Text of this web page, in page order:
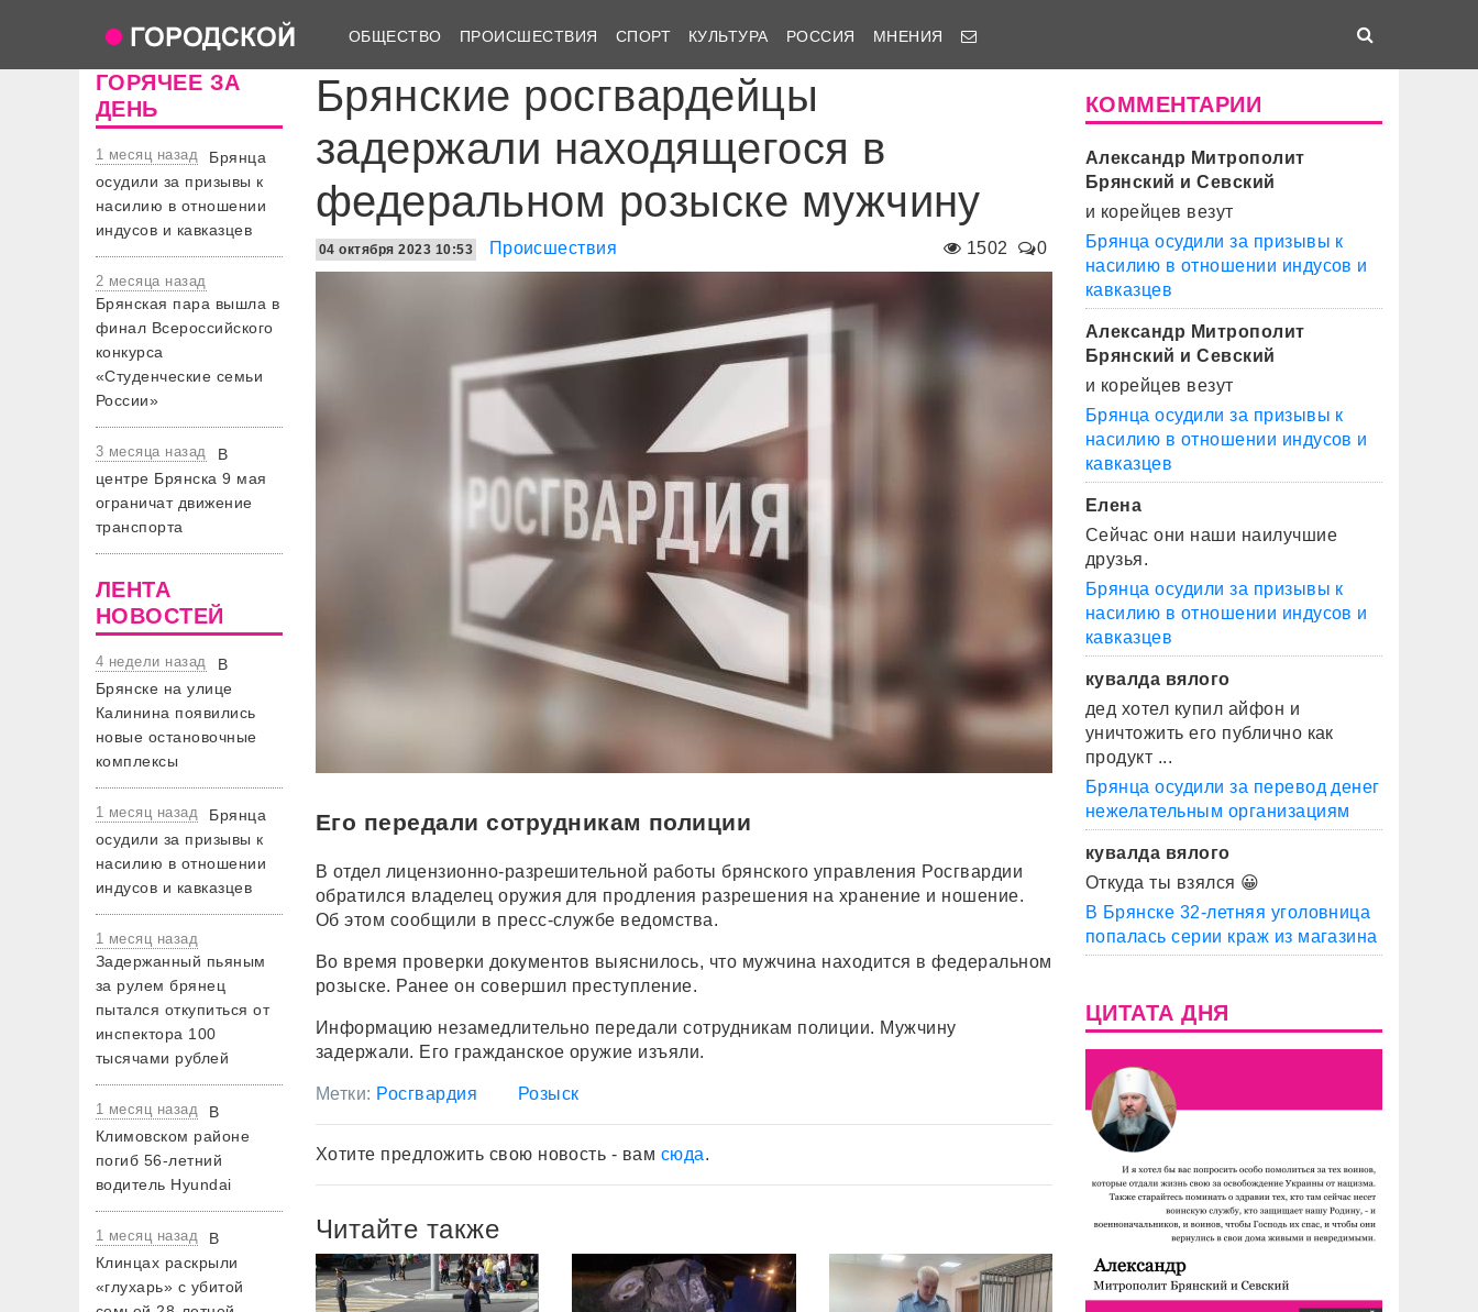
ОБЩЕСТВО ПРОИСШЕСТВИЯ СПОРТ КУЛЬТУРА РОССИЯ МНЕНИЯ
ГОРЯЧЕЕ ЗА
ДЕНЬ
1 месяц назад
Брянца
осудили за призывы к
насилию в отношении
индусов и кавказцев
2 месяца назад
Брянская пара вышла в
финал Всероссийского
конкурса
«Студенческие семьи
России»
3 месяца назад
В
центре Брянска 9 мая
ограничат движение
транспорта
ЛЕНТА
НОВОСТЕЙ
4 недели назад
В
Брянске на улице
Калинина появились
новые остановочные
комплексы
1 месяц назад
Брянца
осудили за призывы к
насилию в отношении
индусов и кавказцев
1 месяц назад
Задержанный пьяным
за рулем брянец
пытался откупиться от
инспектора 100
тысячами рублей
1 месяц назад
В
Климовском районе
погиб 56-летний
водитель Hyundai
1 месяц назад
В
Клинцах раскрыли
«глухарь» с убитой
Брянские росгвардейцы
задержали находящегося в
федеральном розыске мужчину
1502 0
04 октября 2023 10:53 Происшествия
Его передали сотрудникам полиции
В отдел лицензионно-разрешительной работы брянского управления Росгвардии
обратился владелец оружия для продления разрешения на хранение и ношение.
Об этом сообщили в пресс-службе ведомства.
Во время проверки документов выяснилось, что мужчина находится в федеральном
розыске. Ранее он совершил преступление.
Информацию незамедлительно передали сотрудникам полиции. Мужчину
задержали. Его гражданское оружие изъяли.
Метки: Росгвардия Розыск
Хотите предложить свою новость - вам сюда.
Читайте также
КОММЕНТАРИИ
Александр Митрополит
Брянский и Севский
и корейцев везут
Брянца осудили за призывы к
насилию в отношении индусов и
кавказцев
Александр Митрополит
Брянский и Севский
и корейцев везут
Брянца осудили за призывы к
насилию в отношении индусов и
кавказцев
Елена
Сейчас они наши наилучшие
друзья.
Брянца осудили за призывы к
насилию в отношении индусов и
кавказцев
кувалда вялого
дед хотел купил айфон и
уничтожить его публично как
продукт ...
Брянца осудили за перевод денег
нежелательным организациям
кувалда вялого
Откуда ты взялся 😀
В Брянске 32-летняя уголовница
попалась серии краж из магазина
ЦИТАТА ДНЯ